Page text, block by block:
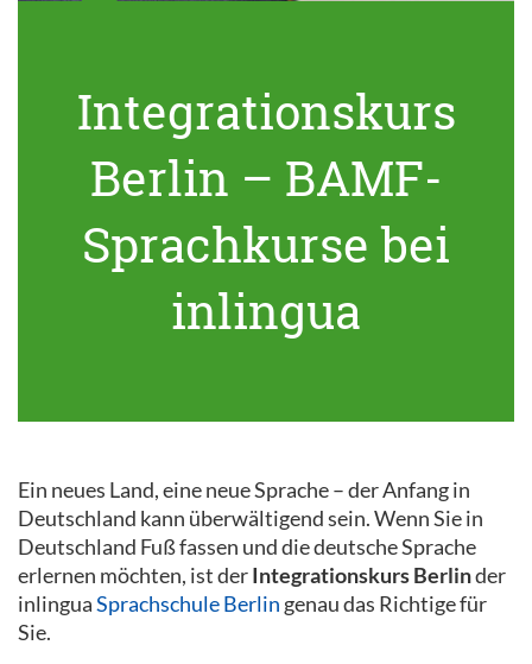
Integrationskurs
Berlin – BAMF-
Sprachkurse bei
inlingua
Ein neues Land, eine neue Sprache – der Anfang in
Deutschland kann überwältigend sein. Wenn Sie in
Deutschland Fuß fassen und die deutsche Sprache
erlernen möchten, ist derIntegrationskurs Berlinder
inlinguaSprachschule Berlin genau das Richtige für
Sie.